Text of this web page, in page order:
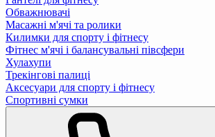
Обважнювачі
Масажні м'ячі та ролики
Килимки для спорту і фітнесу
Фітнес м'ячі і балансувальні півсфери
Хулахупи
Трекінгові палиці
Аксесуари для спорту і фітнесу
Спортивні сумки